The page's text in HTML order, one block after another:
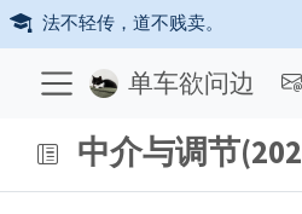
法不轻传，道不贱卖。
单车欲问边
中介与调节